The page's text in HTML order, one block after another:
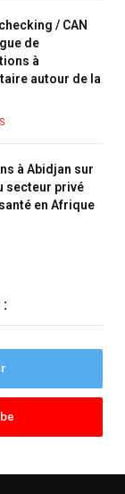
/ CAN
de
à
autour de la
à Abidjan sur
secteur privé
en Afrique
: